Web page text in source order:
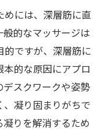
めには、深層筋に直
的なマッサージは
的ですが、深層筋に
的な原因にアプロ
スクワークや姿勢
凝り固まりがちで
りを解消するため